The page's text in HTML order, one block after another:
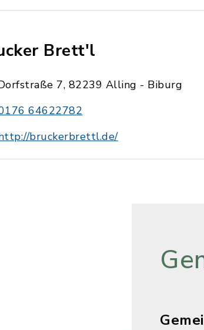
Brett'l
7, 82239 Alling - Biburg
64622782
bruckerbrettl.de/